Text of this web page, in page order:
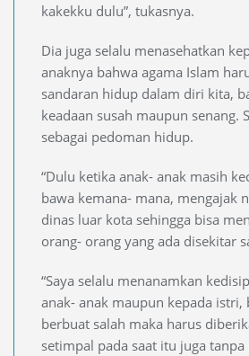
kakekku dulu”, tukasnya.
Dia juga selalu menasehatkan
anaknya bahwa agama Islam
sandaran hidup dalam diri kita,
keadaan susah maupun senang.
sebagai pedoman hidup.
“Dulu ketika anak- anak masih
bawa kemana- mana, mengajak
dinas luar kota sehingga bisa
orang- orang yang ada disekitar
“Saya selalu menanamkan
anak- anak maupun kepada istri,
berbuat salah maka harus
setimpal pada saat itu juga